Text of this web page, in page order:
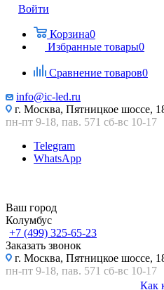
Войти
Корзина0
Избранные товары0
Сравнение товаров0
info@ic-led.ru
г. Москва, Пятницкое шоссе,
пн-пт 9-18, пав. 571 сб-вс 10-17
Telegram
WhatsApp
Ваш город
Колумбус
+7 (499) 325-65-23
Заказать звонок
г. Москва, Пятницкое шоссе,
пн-пт 9-18, пав. 571 сб-вс 10-17
Как